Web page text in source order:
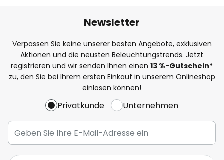
Newsletter
Verpassen Sie keine unserer besten Angebote, exklusiven
Aktionen und die neusten Beleuchtungstrends. Jetzt
registrieren und wir senden Ihnen einen 13 %-Gutschein*
zu, den Sie bei Ihrem ersten Einkauf in unserem Onlineshop
einlösen können!
Privatkunde Unternehmen